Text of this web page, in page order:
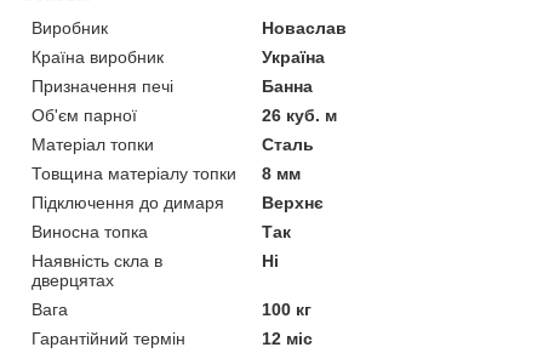
Виробник
Новаслав
Країна виробник
Україна
Призначення печі
Банна
Об'єм парної
26 куб. м
Матеріал топки
Сталь
Товщина матеріалу топки
8 мм
Підключення до димаря
Верхнє
Виносна топка
Так
Наявність скла в
дверцятах
Ні
Вага
100 кг
Гарантійний термін
12 міс